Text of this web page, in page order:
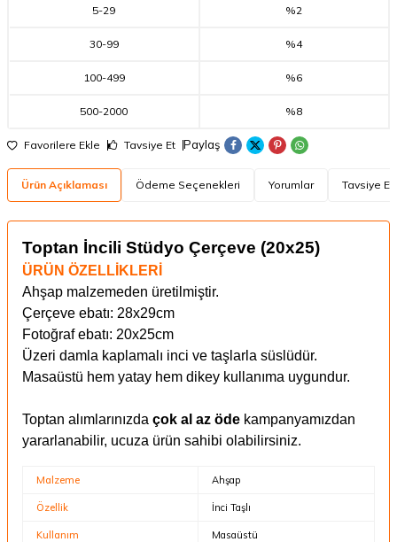
5-29 %2
30-99 %4
100-499 %6
500-2000 %8
Favorilere Ekle Tavsiye Et Paylaş
Ürün Açıklaması Ödeme Seçenekleri Yorumlar Tavsiye Et
Toptan İncili Stüdyo Çerçeve (20x25)
ÜRÜN ÖZELLİKLERİ
Ahşap malzemeden üretilmiştir.
Çerçeve ebatı: 28x29cm
Fotoğraf ebatı: 20x25cm
Üzeri damla kaplamalı inci ve taşlarla süslüdür.
Masaüstü hem yatay hem dikey kullanıma uygundur.
Toptan alımlarınızda çok al az öde kampanyamızdan
yararlanabilir, ucuza ürün sahibi olabilirsiniz.
Malzeme Ahşap
Özellik İnci Taşlı
Kullanım Masaüstü